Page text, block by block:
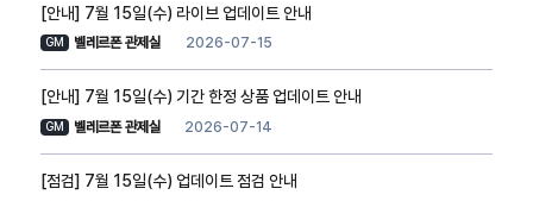
[안내] 7월 15일(수) 라이브 업데이트 안내
GM 벨레르폰 관제실 2026-07-15
[안내] 7월 15일(수) 기간 한정 상품 업데이트 안내
GM 벨레르폰 관제실 2026-07-14
[점검] 7월 15일(수) 업데이트 점검 안내